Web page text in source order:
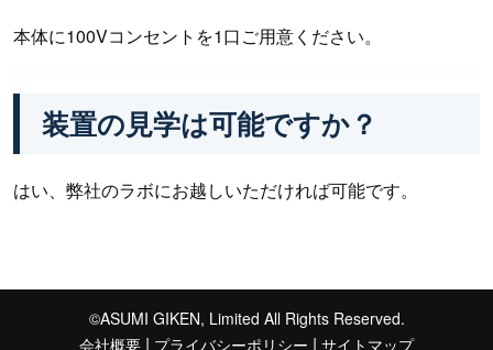
本体に100Vコンセントを1口ご用意ください。
装置の見学は可能ですか？
はい、弊社のラボにお越しいただければ可能です。
©ASUMI GIKEN, Limited All Rights Reserved.
会社概要 | プライバシーポリシー | サイトマップ